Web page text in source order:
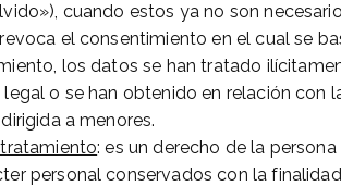
cuando estos ya no son
el consentimiento en el cual se
los datos se han tratado
o se han obtenido en relación con
a menores.
: es un derecho de la
personal conservados con la